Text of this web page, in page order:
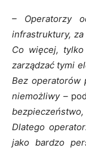
– Operatorzy
infrastruktury,
Co więcej,
zarządzać tymi
Bez operatorów
niemożliwy –
Dlatego
jako bardzo